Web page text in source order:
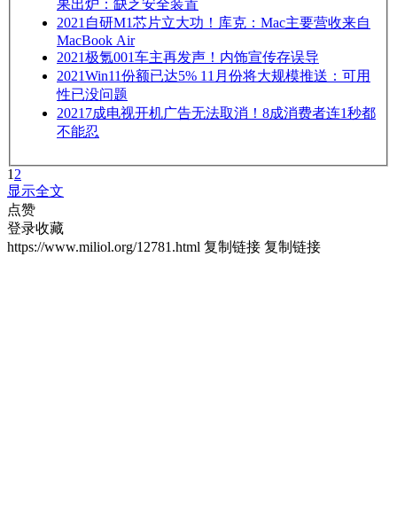
果出炉：缺乏安全装置
2021 自研M1芯片立大功！库克：Mac主要营收来自
MacBook Air
2021极氪001车主再发声！内饰宣传存误导
2021Win11份额已达5% 11月份将大规模推送：可用
性已没问题
2021 7成电视开机广告无法取消！8成消费者连1秒都
不能忍
1 2
显示全文
点赞
登录收藏
https://www.miliol.org/12781.html 复制链接 复制链接